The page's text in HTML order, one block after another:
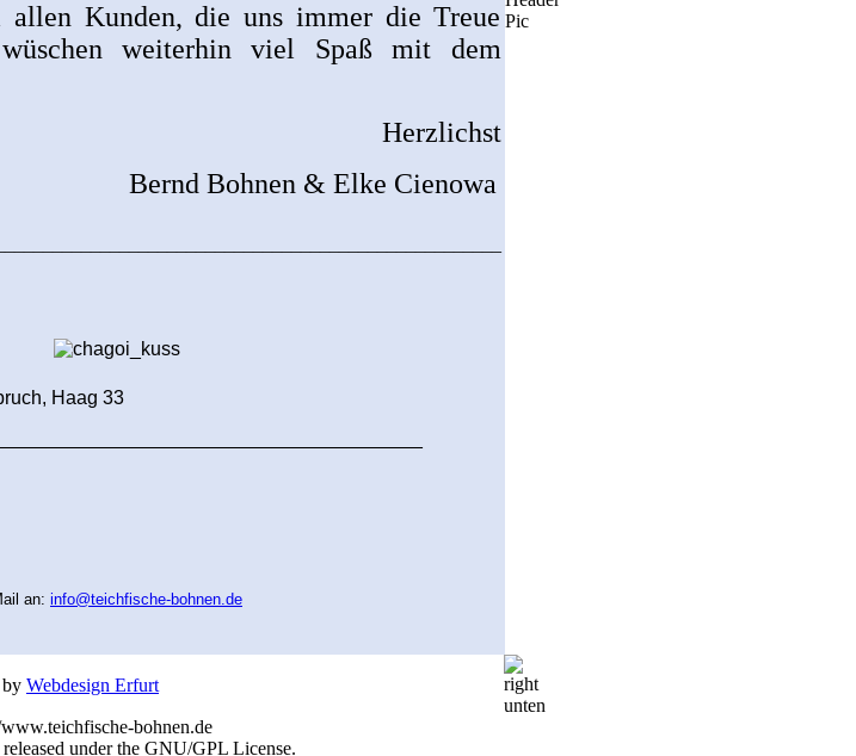
allen Kunden, die uns immer die Treue
weiterhin viel Spaß mit dem
Herzlichst
Bernd Bohnen & Elke Cienowa
Haag 33
an: info@teichfische-bohnen.de
Webdesign Erfurt
bohnen.de
under the GNU/GPL License.